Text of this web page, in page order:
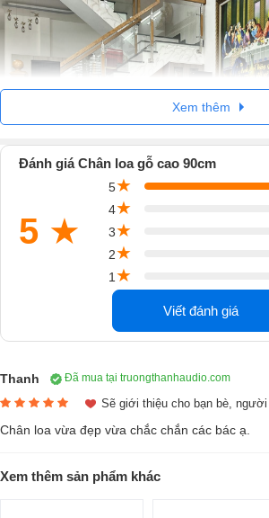
Chức năng chính của
Nhiệm vụ chính của chân gỗ là nâng đỡ loa,
sẽ đưa loa tweeter ngang tầm tai người nghe,
truyền thẳng tạo hiệu ứng rõ ràng và hay hơn.
Ngoài ra, chân loa gỗ cao 90cm còn giúp tối
Xem thêm
Đánh giá Chân loa gỗ cao 90cm
5 ★
5★
4★
3★
2★
1★
Viết đánh giá
Thanh Đã mua tại truongthanhaudio.com
Sẽ giới thiệu cho bạn bè, người
Chân loa vừa đẹp vừa chắc chắn các bác ạ.
Xem thêm sản phẩm khác